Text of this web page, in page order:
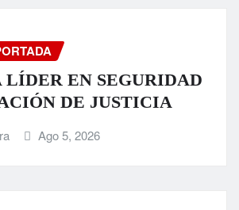
EN SEGURIDAD
DE JUSTICIA
Ago 5, 2026